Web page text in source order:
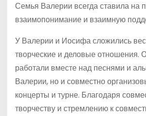
Семья Валерии всегда ставила на
взаимопонимание и взаимную
У Валерии и Иосифа сложились
творческие и деловые отношения.
работали вместе над песнями и
Валерии, но и совместно
концерты и турне. Благодаря
творчеству и стремлению к